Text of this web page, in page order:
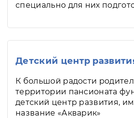
специально для них
Детский центр
К большой радости
территории пансионата
детский центр развития,
название «Акварик»